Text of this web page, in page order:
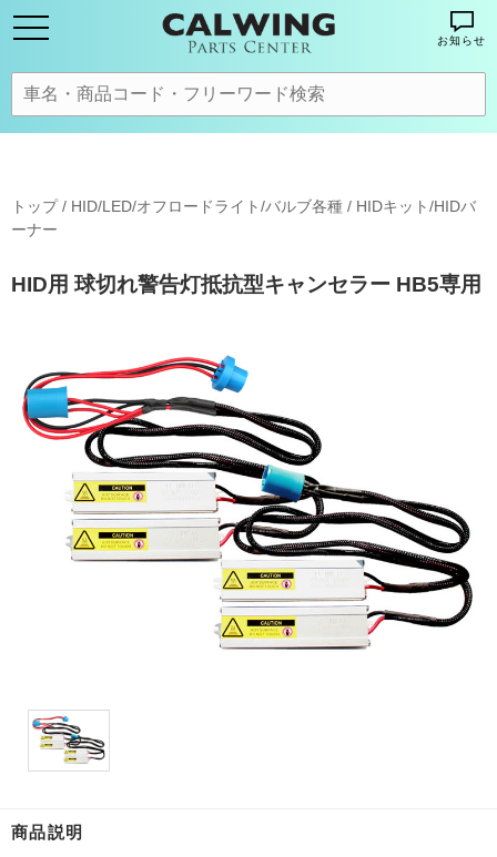
お知らせ
トップ/ HID/LED/オフロードライト/バルブ各種 / HIDキット/HIDバ
ーナー
HID用 球切れ警告灯抵抗型キャンセラー HB5専用
商品説明